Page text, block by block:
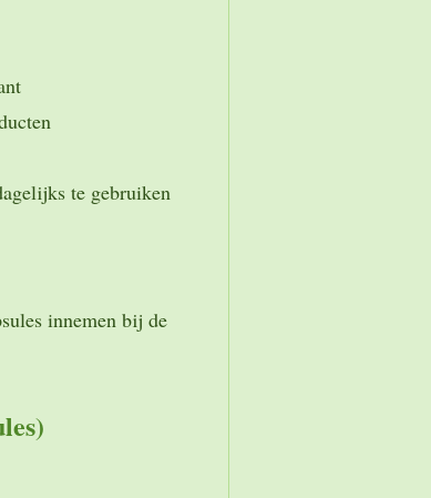
huid
oxidant
te gebruiken
innemen bij de